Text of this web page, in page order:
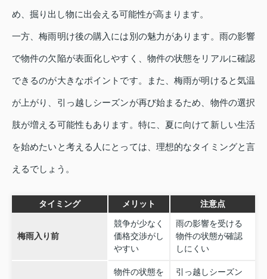
め、掘り出し物に出会える可能性が高まります。
一方、梅雨明け後の購入には別の魅力があります。雨の影響
で物件の欠陥が表面化しやすく、物件の状態をリアルに確認
できるのが大きなポイントです。また、梅雨が明けると気温
が上がり、引っ越しシーズンが再び始まるため、物件の選択
肢が増える可能性もあります。特に、夏に向けて新しい生活
を始めたいと考える人にとっては、理想的なタイミングと言
えるでしょう。
タイミング メリット 注意点
梅雨入り前
競争が少なく
価格交渉がし
やすい
雨の影響を受ける
物件の状態が確認
しにくい
物件の状態を
引っ越しシーズン